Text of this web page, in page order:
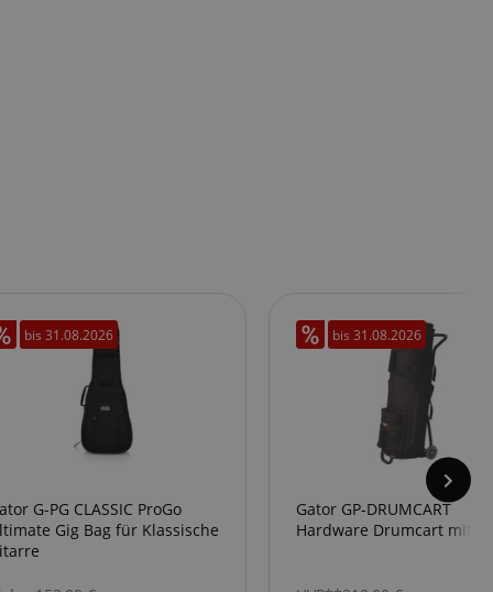
bis 31.08.2026
G-PG CLASSIC ProGo
Gig Bag für Klassische
bis 31.08.2026
Gator GP-DRUMCART
Hardware Drumcart mit